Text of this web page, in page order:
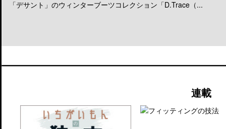
「デサント」のウィンターブーツコレクション「D.Trace（...
連載